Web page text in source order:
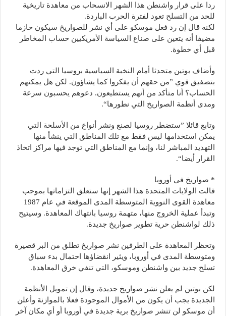
ردا على قرار واشنطن هذا الشهر الانسحاب من معاهدة تاريخية
للحد من التسلح تعود لفترة الحرب الباردة.
لكنه قال إن رد فعل موسكو على أي نشر للصواريخ سيكون حازما
مضيفا أنه يتعين على صناع السياسة الأمريكيين حساب المخاطر
قبل أي خطوة.
وأضاف بوتين متحدثا أمام النخبة السياسية بروسيا التي ردت
بتصفيق قوي ”من حقهم أن يفكروا كما يشاؤون. لكن هل يمكنهم
الحساب؟ أنا متأكد من أنهم يستطيعون. دعوهم يحسبون سرعة
ومدى أنظمة الصواريخ التي نطورها“.
وتابع قائلا ”ستضطر روسيا لصنع ونشر أنواع من الأسلحة التي
يمكن استخدامها ليس فقط مع تلك المناطق التي ينشأ منها
التهديد المباشر لنا، وإنما مع المناطق التي توجد فيها مراكز اتخاذ
القرار أيضا“.
* صواريخ في أوروبا
قالت الولايات المتحدة هذا الشهر إنها ستعلق التزاماتها بموجب
معاهدة القوى النووية المتوسطة المدى الموقعة في عام 1987
وتبدأ عملية الخروج منها، متهمة روسيا بانتهاك المعاهدة. وسيتيح
ذلك لواشنطن حرية تطوير صواريخ جديدة.
وتحظر المعاهدة على الطرفين نشر صواريخ تطلق من البر قصيرة
ومتوسطة المدى في أوروبا، ويثير انقضاؤها احتمال بدء سباق
تسلح جديد بين واشنطن وموسكو، التي تنفي خرق المعاهدة.
لكن بوتين لم يعلن نشر صواريخ جديدة، وقال إن تمويل الأنظمة
الجديدة يجب أن يكون من الأموال الموجودة فعلا بالموازنة وأعلن
أن موسكو لن تنشر صواريخ برية جديدة في أوروبا أو أي مكان آخر